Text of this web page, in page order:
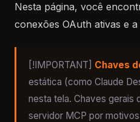
Nesta página, você
conexões OAuth ativas e a
[!IMPORTANT] Chaves
estática (como Claude
nesta tela. Chaves gerais
servidor MCP por